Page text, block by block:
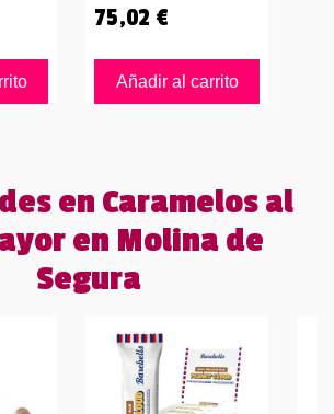
75,02 €
Añadir al carrito
en Caramelos al
en Molina de
Segura